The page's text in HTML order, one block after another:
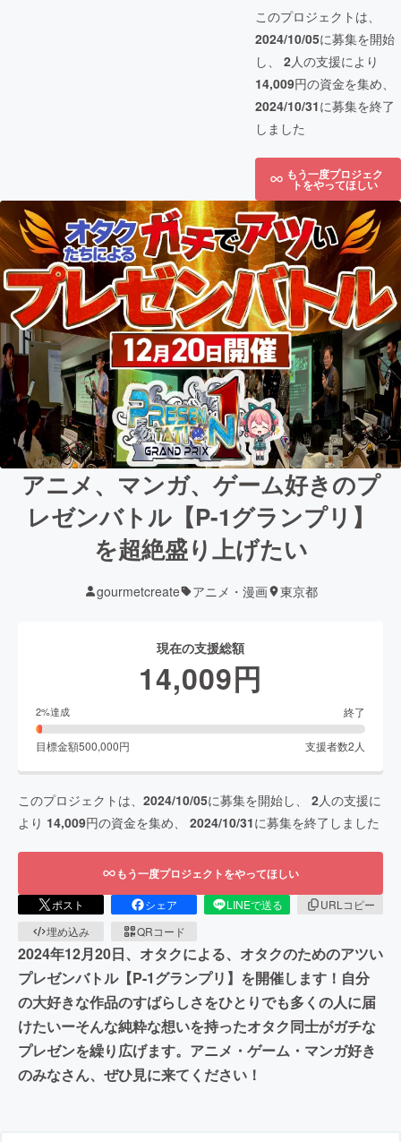
このプロジェクトは、
2024/10/05に募集を開始
し、 2人の支援により
14,009円の資金を集め、
2024/10/31に募集を終了
しました
もう一度プロジェク
トをやってほしい
アニメ、マンガ、ゲーム好きのプ
レゼンバトル【P-1グランプリ】
を超絶盛り上げたい
gourmetcreate アニメ・漫画 東京都
現在の支援総額
14,009円
2%達成 終了
目標金額500,000円 支援者数2 人
このプロジェクトは、 2024/10/05に募集を開始し、 2人の支援に
より 14,009円の資金を集め、 2024/10/31に募集を終了しました
もう一度プロジェクトをやってほしい
ポスト シェア LINEで送る
URLコピー
埋め込み
QRコード
2024年12月20日、オタクによる、オタクのためのアツい
プレゼンバトル【P-1グランプリ】を開催します！自分
の大好きな作品のすばらしさをひとりでも多くの人に届
けたいーそんな純粋な想いを持ったオタク同士がガチな
プレゼンを繰り広げます。アニメ・ゲーム・マンガ好き
のみなさん、ぜひ見に来てください！